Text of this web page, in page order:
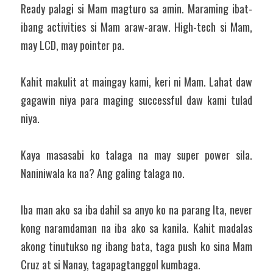
Ready palagi si Mam magturo sa amin. Maraming ibat-
ibang activities si Mam araw-araw. High-tech si Mam,
may LCD, may pointer pa.
Kahit makulit at maingay kami, keri ni Mam. Lahat daw
gagawin niya para maging successful daw kami tulad
niya.
Kaya masasabi ko talaga na may super power sila.
Naniniwala ka na? Ang galing talaga no.
Iba man ako sa iba dahil sa anyo ko na parang Ita, never
kong naramdaman na iba ako sa kanila. Kahit madalas
akong tinutukso ng ibang bata, taga push ko sina Mam
Cruz at si Nanay, tagapagtanggol kumbaga.